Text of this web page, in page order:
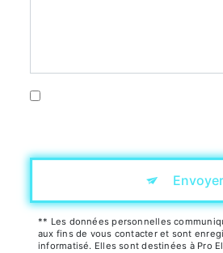
Envoyer
** Les données personnelles
aux fins de vous contacter et sont
informatisé. Elles sont destinées à Pro